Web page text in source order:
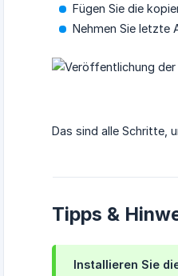
Fügen Sie die
Nehmen Sie letzte
Das sind alle Schritte,
Tipps &
Installieren Sie